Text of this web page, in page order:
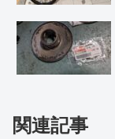
関連記事